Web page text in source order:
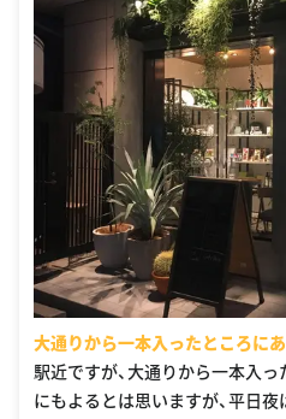
大通りから一本入ったところに
駅近ですが、大通りから一本入
にもよるとは思いますが、平日